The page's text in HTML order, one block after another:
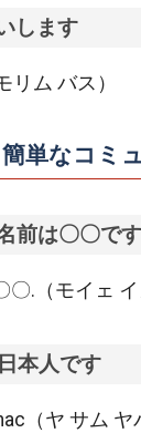
します
リム バス）
単なコミ
前は〇〇です
〇.（モイェ イ
本人です
（ヤ サム ヤ